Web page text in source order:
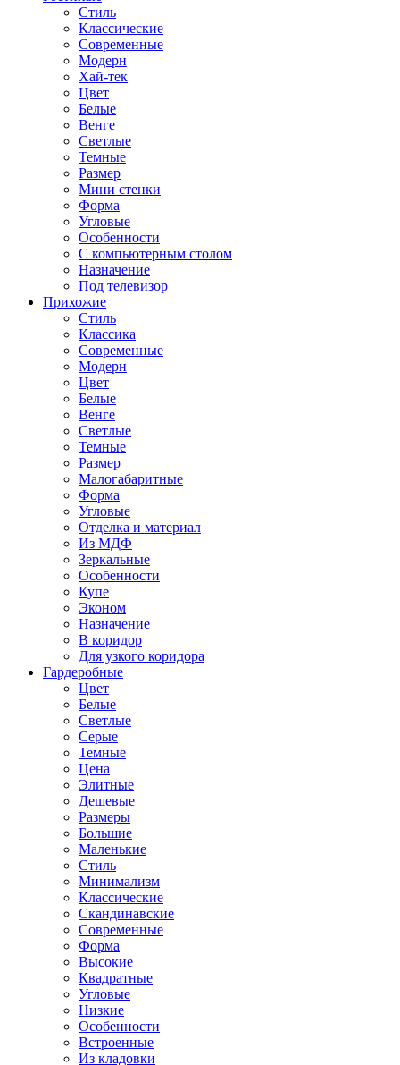
Стиль
Классические
Современные
Модерн
Хай-тек
Цвет
Белые
Венге
Светлые
Темные
Размер
Мини стенки
Форма
Угловые
Особенности
С компьютерным столом
Назначение
Под телевизор
Прихожие
Стиль
Классика
Современные
Модерн
Цвет
Белые
Венге
Светлые
Темные
Размер
Малогабаритные
Форма
Угловые
Отделка и материал
Из МДФ
Зеркальные
Особенности
Купе
Эконом
Назначение
В коридор
Для узкого коридора
Гардеробные
Цвет
Белые
Светлые
Серые
Темные
Цена
Элитные
Дешевые
Размеры
Большие
Маленькие
Стиль
Минимализм
Классические
Скандинавские
Современные
Форма
Высокие
Квадратные
Угловые
Низкие
Особенности
Встроенные
Из кладовки